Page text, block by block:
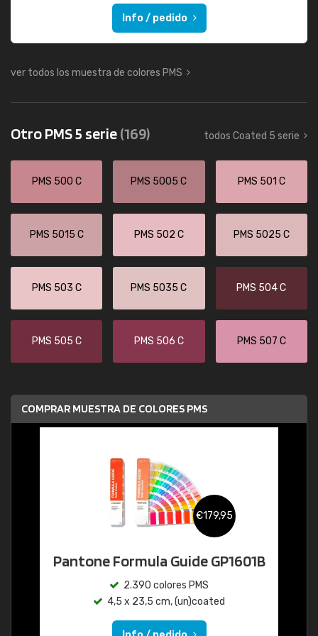
Info / pedido
ver todos los muestra de colores PMS
Otro PMS 5 serie(169) todos Coated 5 serie
PMS 500 C PMS 5005 C PMS 501 C
PMS 5015 C PMS 502 C PMS 5025 C
PMS 503 C PMS 5035 C PMS 504 C
PMS 505 C PMS 506 C PMS 507 C
COMPRAR MUESTRA DE COLORES PMS
€179,95
Pantone Formula Guide GP1601B
2.390 colores PMS
4,5 x 23,5 cm, (un)coated